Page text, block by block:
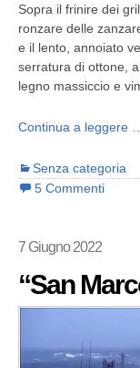
Sopra il frinire dei
ronzare delle
e il lento, annoiato
serratura di ottone,
legno massiccio e
Continua a leggere …
Senza categoria
5 Commenti
7 Giugno 2022
“San